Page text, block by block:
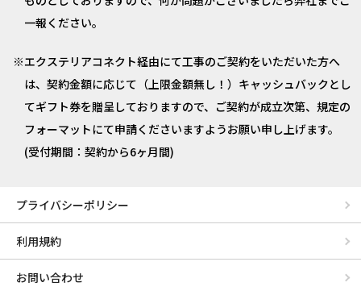
一報ください。
エクステリアコネクト経由にて工事のご契約をいただいた方へ
は、契約金額に応じて（上限金額無し！）キャッシュバックとし
てギフト券を贈呈しておりますので、ご契約が成立次第、規定の
フォーマットにて申請くださいますようお願い申し上げます。
(受付期間：契約から6ヶ月間)
プライバシーポリシー
利用規約
お問い合わせ